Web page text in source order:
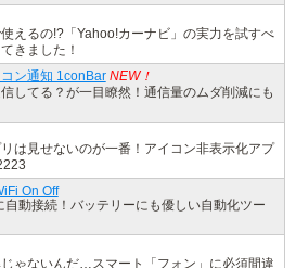
えるの!?「Yahoo!カーナビ」の実力を試すべ
きました！
ン通知 1conBar NEW！
してる？が一目瞭然！通信量のムダ削減にも
は見せないのが一番！アイコン非表示化アプ
On Off
自動接続！バッテリーにも優しい自動化ツー
ゃないんだ…スマート「フォン」に必須間違